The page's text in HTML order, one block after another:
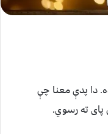
د پوهنتون دوره ۳ کاله ده. دا پدې معنا چې
پای ته رسوي.